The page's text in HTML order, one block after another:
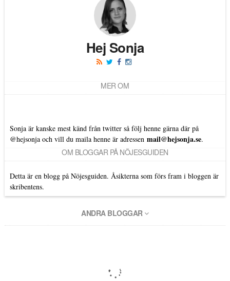
Hej Sonja
MER OM
Sonja är kanske mest känd från twitter så följ henne gärna där på
@hejsonjaoch vill du maila henne är adressen mail@hejsonja.se.
OM BLOGGAR PÅ NÖJESGUIDEN
Detta är en blogg på Nöjesguiden. Åsikterna som förs fram i bloggen är
skribentens.
ANDRA BLOGGAR